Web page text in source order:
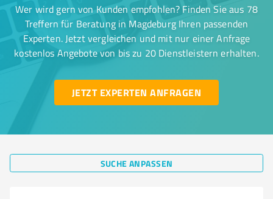
Wer wird gern von Kunden empfohlen? Finden Sie aus 78
Treffern für Beratung in Magdeburg Ihren passenden
Experten. Jetzt vergleichen und mit nur einer Anfrage
kostenlos Angebote von bis zu 20 Dienstleistern erhalten.
JETZT EXPERTEN ANFRAGEN
SUCHE ANPASSEN